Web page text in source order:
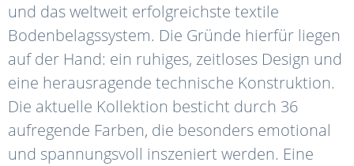
und das weltweit erfolgreichste textile
Bodenbelagssystem. Die Gründe hierfür liegen
auf der Hand: ein ruhiges, zeitloses Design und
eine herausragende technische Konstruktion.
Die aktuelle Kollektion besticht durch 36
aufregende Farben, die besonders emotional
und spannungsvoll inszeniert werden. Eine